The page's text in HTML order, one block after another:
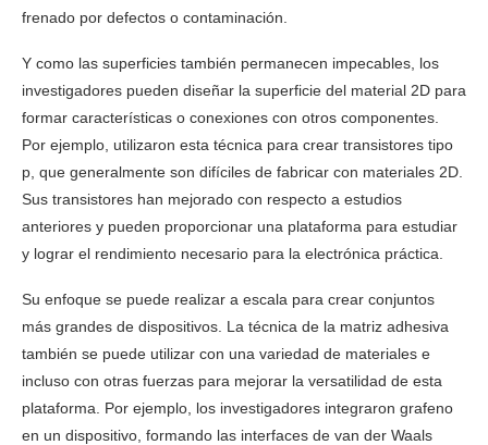
frenado por defectos o contaminación.
Y como las superficies también permanecen impecables, los
investigadores pueden diseñar la superficie del material 2D para
formar características o conexiones con otros componentes.
Por ejemplo, utilizaron esta técnica para crear transistores tipo
p, que generalmente son difíciles de fabricar con materiales 2D.
Sus transistores han mejorado con respecto a estudios
anteriores y pueden proporcionar una plataforma para estudiar
y lograr el rendimiento necesario para la electrónica práctica.
Su enfoque se puede realizar a escala para crear conjuntos
más grandes de dispositivos. La técnica de la matriz adhesiva
también se puede utilizar con una variedad de materiales e
incluso con otras fuerzas para mejorar la versatilidad de esta
plataforma. Por ejemplo, los investigadores integraron grafeno
en un dispositivo, formando las interfaces de van der Waals